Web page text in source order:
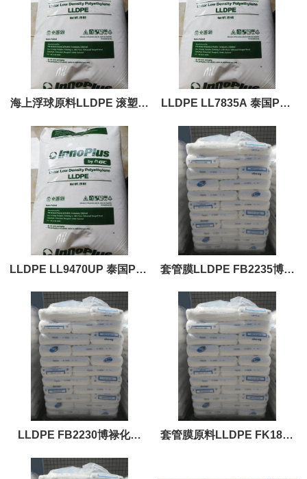
海上浮球原料LLDPE 滚塑聚
乙烯 抗紫外线PTTInnoPlus
LLDPE LL7835A 泰国PTT
化学 聚乙烯塑料
LLDPE LL9470UP 泰国PTT
化学 PTTInnoPlus
套管膜LLDPE FB2235博禄
化工
LLDPE FB2230博禄化工
FB2310 ,FB1200 ,FB1350
套管膜原料LLDPE FK1828